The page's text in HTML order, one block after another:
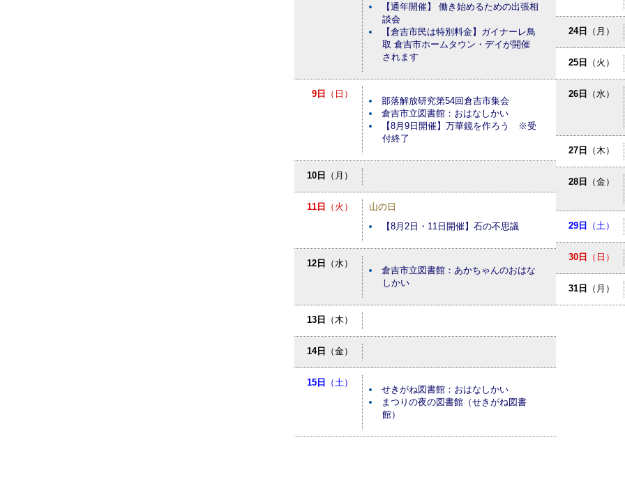
【通年開催】 働き始めるための出張相
談会
【倉吉市民は特別料金】ガイナーレ鳥
取 倉吉市ホームタウン・デイが開催
されます
9日 （日）
部落解放研究第54回倉吉市集会
倉吉市立図書館：おはなしかい
【8月9日開催】万華鏡を作ろう ※受
付終了
10日 （月）
11日 （火）
山の日
【8月2日・11日開催】石の不思議
12日 （水）
倉吉市立図書館：あかちゃんのおはな
しかい
13日 （木）
14日 （金）
15日 （土）
せきがね図書館：おはなしかい
まつりの夜の図書館（せきがね図書
館）
24日 （月）
25日 （火）
26日 （水）
27日 （木）
28日 （金）
29日 （土）
30日 （日）
31日 （月）